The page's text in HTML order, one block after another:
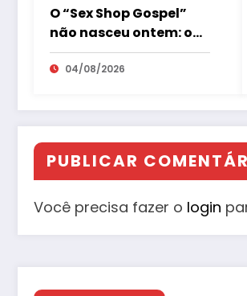
O “Sex Shop Gospel”
não nasceu ontem: o
mercado erótico já
estuda esse
de uma década
04/08/2026
PUBLICAR
Você precisa fazer o login